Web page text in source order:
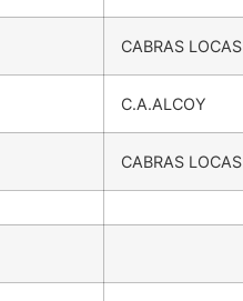
CABRAS LOCAS
C.A.ALCOY
CABRAS LOCAS